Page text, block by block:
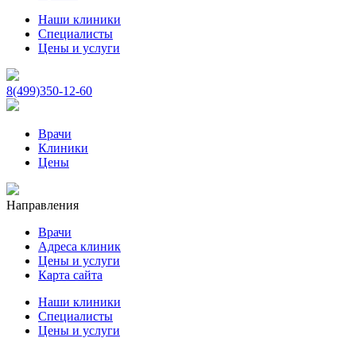
Наши клиники
Специалисты
Цены и услуги
8(499)350-12-60
Врачи
Клиники
Цены
Направления
Врачи
Адреса клиник
Цены и услуги
Карта сайта
Наши клиники
Специалисты
Цены и услуги